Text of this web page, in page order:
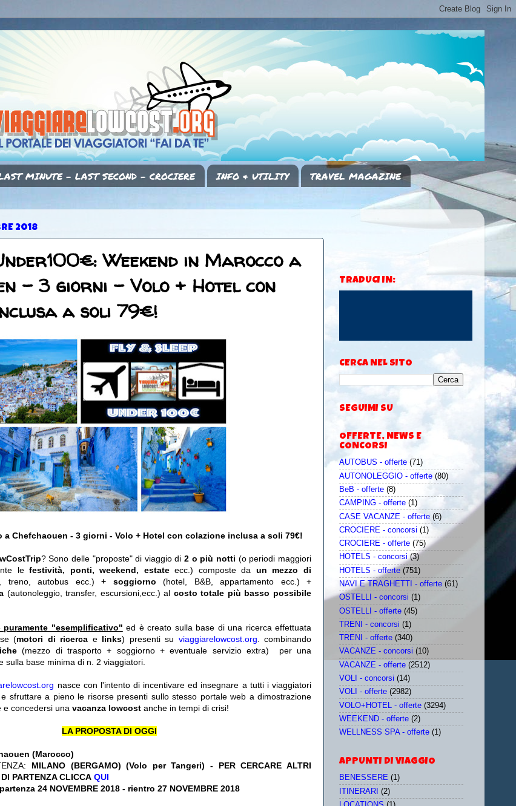
MINUTE - LAST SECOND - CROCIERE INFO & UTILITY
TRAVEL MAGAZINE
2018
Weekend in Marocco a
- 3 giorni - Volo + Hotel con
a soli 79€!
a Chefchaouen - 3 giorni - Volo + Hotel con colazione inclusa a soli 79€!
? Sono delle "proposte" di viaggio di2 o più notti (o periodi maggiori
lefestività, ponti, weekend, estateecc.) composte da un mezzo di
treno, autobus ecc.) + soggiorno (hotel, B&B, appartamento ecc.) +
(autonoleggio, transfer, escursioni,ecc.) al costo totale più basso possibile
puramente "esemplificativo" ed è creato sulla base di una ricerca effettuata
(motori di ricerca e links) presenti su viaggiarelowcost.org . combinando
(mezzo di trasporto + soggiorno + eventuale servizio extra)
per una
sulla base minima di n. 2 viaggiatori.
nasce con l'intento di incentivare ed insegnare a tutti i viaggiatori
sfruttare a pieno le risorse presenti sullo stesso portale web a dimostrazione
e concedersi una vacanza lowcost anche in tempi di crisi!
LA PROPOSTA DI OGGI
(Marocco)
MILANO (BERGAMO) (Volo per Tangeri) - PER CERCARE ALTRI
PARTENZA CLICCA QUI
partenza 24 NOVEMBRE 2018 - rientro 27 NOVEMBRE 2018
TRADUCI IN:
CERCA NEL SITO
SEGUIMI SU
OFFERTE, NEWS E
CONCORSI
AUTOBUS - offerte (71)
AUTONOLEGGIO - offerte (80)
BeB - offerte (8)
CAMPING - offerte (1)
CASE VACANZE - offerte (6)
CROCIERE - concorsi (1)
CROCIERE - offerte (75)
HOTELS - concorsi (3)
HOTELS - offerte (751)
NAVI E TRAGHETTI - offerte (61)
OSTELLI - concorsi (1)
OSTELLI - offerte (45)
TRENI - concorsi (1)
TRENI - offerte (340)
VACANZE - concorsi (10)
VACANZE - offerte (2512)
VOLI - concorsi (14)
VOLI - offerte (2982)
VOLO+HOTEL - offerte (3294)
WEEKEND - offerte (2)
WELLNESS SPA - offerte (1)
APPUNTI DI VIAGGIO
BENESSERE (1)
ITINERARI (2)